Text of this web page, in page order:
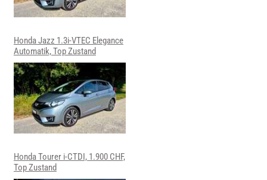
Honda Jazz 1.3i-VTEC Elegance
Automatik, Top Zustand
Honda Tourer i-CTDI, 1.900 CHF,
Top Zustand